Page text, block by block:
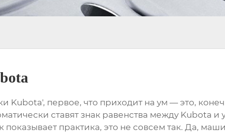
первое, что приходит на ум — это,
ставят знак равенства между
практика, это не совсем так. Да,